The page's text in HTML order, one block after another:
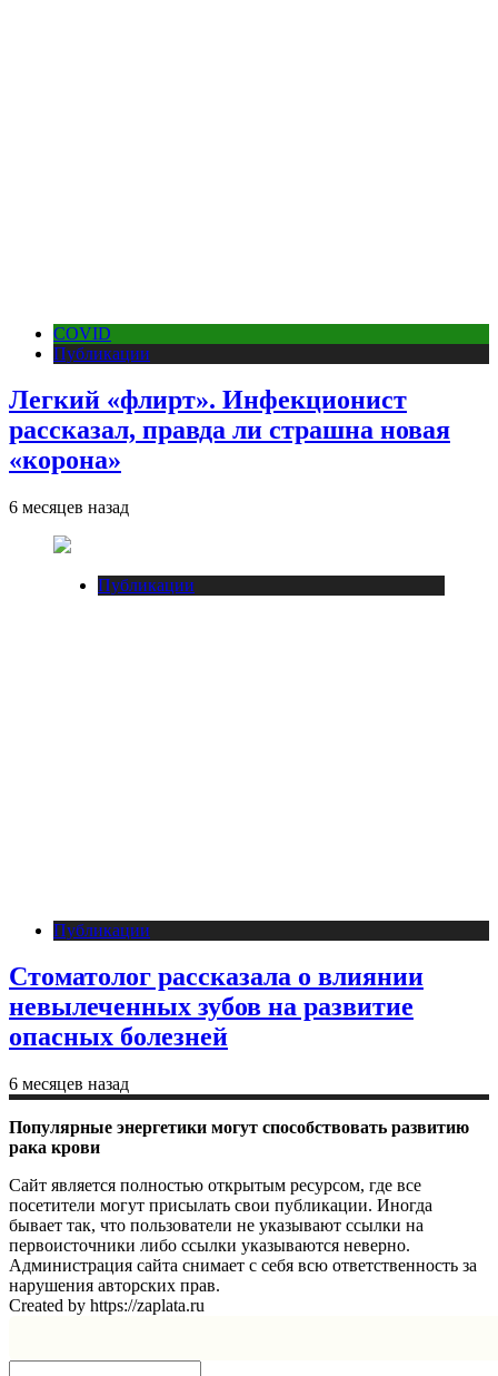
COVID
Публикации
Легкий «флирт». Инфекционист
рассказал, правда ли страшна новая
«корона»
6 месяцев назад
Публикации
Публикации
Стоматолог рассказала о влиянии
невылеченных зубов на развитие
опасных болезней
6 месяцев назад
Популярные энергетики могут способствовать развитию
рака крови
Сайт является полностью открытым ресурсом, где все
посетители могут присылать свои публикации. Иногда
бывает так, что пользователи не указывают ссылки на
первоисточники либо ссылки указываются неверно.
Администрация сайта снимает с себя всю ответственность за
нарушения авторских прав.
Created by https://zaplata.ru